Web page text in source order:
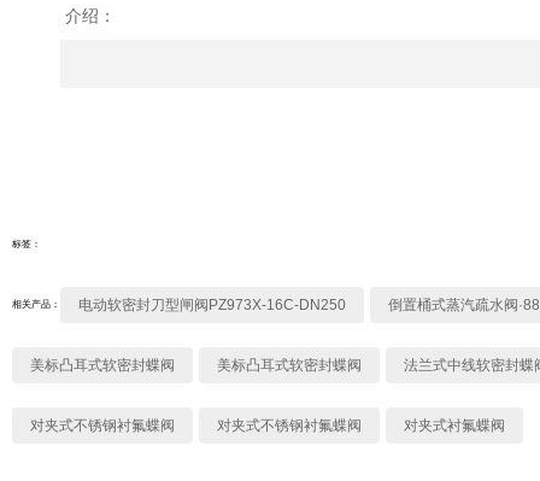
介绍：
标签：
相关产品： 电动软密封刀型闸阀PZ973X-16C-DN250 倒置桶式蒸汽疏水阀
美标凸耳式软密封蝶阀 美标凸耳式软密封蝶阀 法兰式中线软密封蝶
对夹式不锈钢衬氟蝶阀 对夹式不锈钢衬氟蝶阀 对夹式衬氟蝶阀